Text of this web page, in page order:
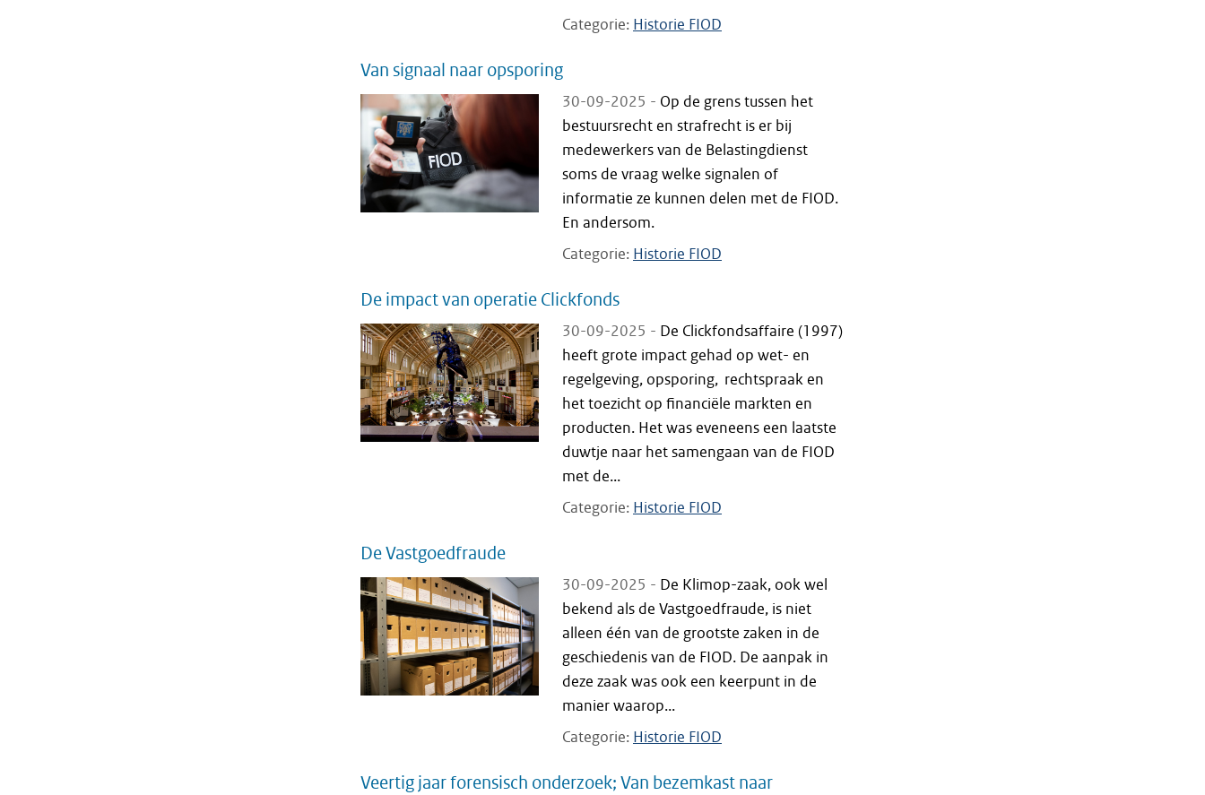
Categorie Historie FIOD
Van signaal naar opsporing
30-09-2025 - Op de grens tussen het
bestuursrecht en strafrecht is er bij
medewerkers van de Belastingdienst
soms de vraag welke signalen of
informatie ze kunnen delen met de FIOD.
En andersom.
Categorie Historie FIOD
De impact van operatie Clickfonds
30-09-2025 - De Clickfondsaffaire (1997)
heeft grote impact gehad op wet- en
regelgeving, opsporing, rechtspraak en
het toezicht op financiële markten en
producten. Het was eveneens een laatste
duwtje naar het samengaan van de FIOD
met de...
Categorie Historie FIOD
De Vastgoedfraude
30-09-2025 - De Klimop-zaak, ook wel
bekend als de Vastgoedfraude, is niet
alleen één van de grootste zaken in de
geschiedenis van de FIOD. De aanpak in
deze zaak was ook een keerpunt in de
manier waarop...
Categorie Historie FIOD
Veertig jaar forensisch onderzoek; Van bezemkast naar